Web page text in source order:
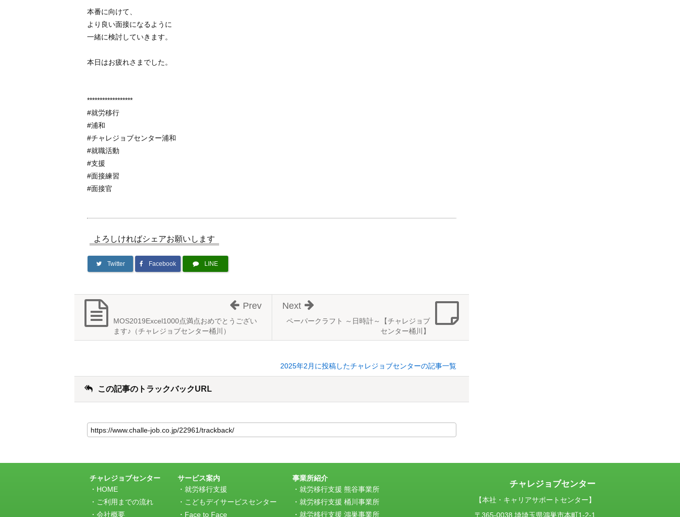
本番に向けて、
より良い面接になるように
一緒に検討していきます。
本日はお疲れさまでした。
******************
#就労移行
#浦和
#チャレジョブセンター浦和
#就職活動
#支援
#面接練習
#面接官
よろしければシェアお願いします
Twitter Facebook LINE
ペーパークラフト ～日時計～【チャレジョブ
センター桶川】
Next
MOS2019Excel1000点満点おめでとうござい
ます♪（チャレジョブセンター桶川）
Prev
2025年2月に投稿したチャレジョブセンターの記事一覧
この記事のトラックバックURL
の
記
ラ
ッ
チャレジョブセンター
HOME
ご利用までの流れ
会社概要
サービス案内
就労移行支援
こどもデイサービスセンター
Face to Face
事業所紹介
就労移行支援 熊谷事業所
就労移行支援 桶川事業所
就労移行支援 鴻巣事業所
チャレジョブセンター
【本社・キャリアサポートセンター】
〒365-0038 埼埼玉県鴻巣市本町1-2-1